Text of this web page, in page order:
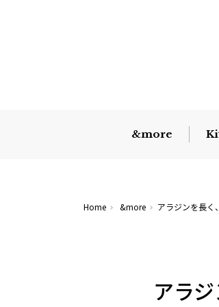
&more
Home &more アラジンを長く
アラ